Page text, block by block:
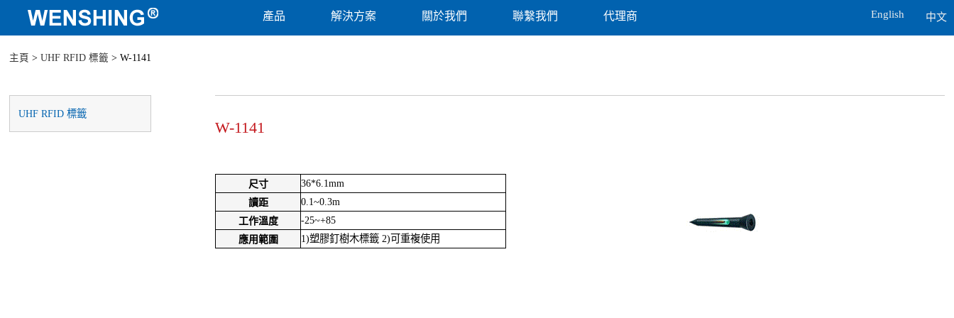
產品 解決方案 關於我們 聯繫我們 代理商 中文
English
主頁 >UHF RFID 標籤 > W-1141
UHF RFID 標籤
W-1141
尺寸 36*6.1mm
讀距 0.1~0.3m
工作溫度 -25~+85
應用範圍 1)塑膠釘樹木標籤 2)可重複使用